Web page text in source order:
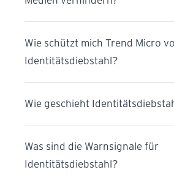
Wie schützt mich Trend Micro
Identitätsdiebstahl?
Wie geschieht
Was sind die Warnsignale für
Identitätsdiebstahl?